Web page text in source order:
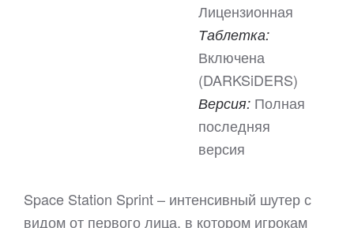
Лицензионная
Таблетка:
Включена
(DARKSiDERS)
Версия: Полная
последняя
версия
Space Station Sprint – интенсивный шутер с
видом от первого лица, в котором игрокам